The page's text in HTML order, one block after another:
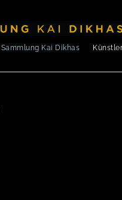
Sammlung Kai Dikhas